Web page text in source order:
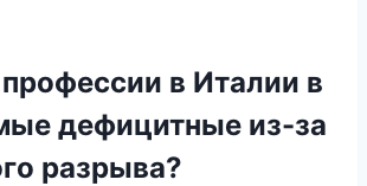
в Италии в
дефицитные из-за
разрыва?